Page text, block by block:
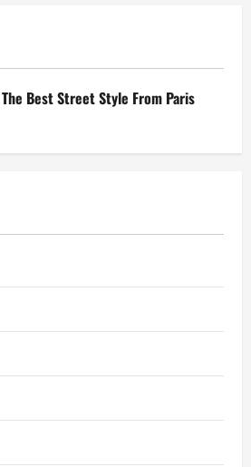
The Best Street Style From Paris